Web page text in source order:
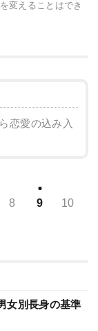
変えることはでき
恋愛の込み入
8 9
10
女別長身の基準